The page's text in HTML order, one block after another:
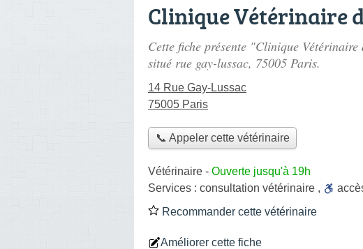
Clinique Vétérinaire
Cette fiche présente "Clinique
situé rue gay-lussac, 75005 Paris.
14 Rue Gay-Lussac
75005 Paris
📞 Appeler cette vétérinaire
Vétérinaire - Ouverte jusqu'à 19h
Services : consultation vétérinaire ,
Recommander cette vétérinaire
Améliorer cette fiche